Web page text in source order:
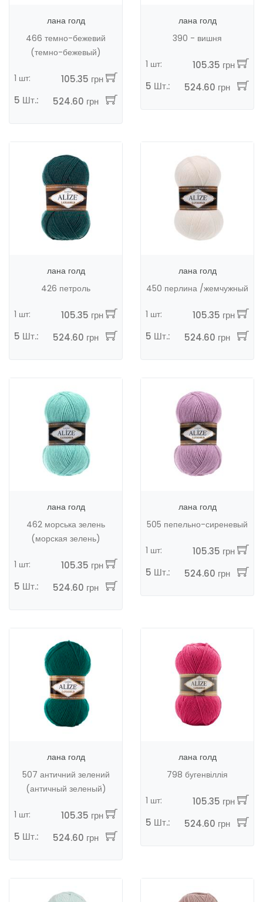
лана голд
466 темно-бежевий
(темно-бежевый)
1 шт:
105.35 грн
5 Шт.:
524.60 грн
лана голд
390 - вишня
1 шт:
105.35 грн
5 Шт.:
524.60 грн
лана голд
426 петроль
1 шт:
105.35 грн
5 Шт.:
524.60 грн
лана голд
450 перлина /жемчужный
1 шт:
105.35 грн
5 Шт.:
524.60 грн
лана голд
462 морська зелень
(морская зелень)
1 шт:
105.35 грн
5 Шт.:
524.60 грн
лана голд
505 пепельно-сиреневый
1 шт:
105.35 грн
5 Шт.:
524.60 грн
лана голд
507 античний зелений
(античный зеленый)
1 шт:
105.35 грн
5 Шт.:
524.60 грн
лана голд
798 бугенвіллія
1 шт:
105.35 грн
5 Шт.:
524.60 грн